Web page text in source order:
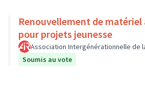
Renouvellement de
pour projets jeunesse
Association Intergénérationnelle de
Soumis au vote